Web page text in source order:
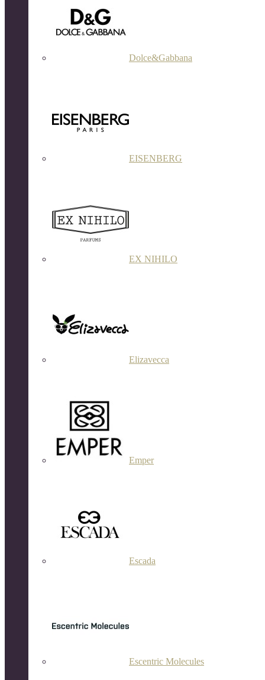
Dolce&Gabbana
EISENBERG
EX NIHILO
Elizavecca
Emper
Escada
Escentric Molecules